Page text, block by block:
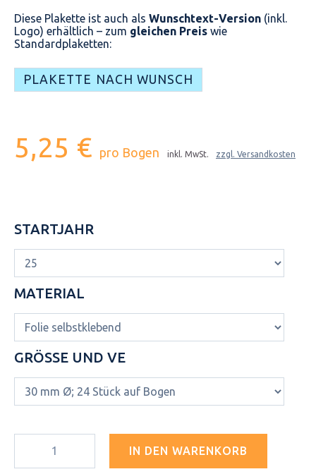
Diese Plakette ist auch als Wunschtext-Version (inkl.
Logo) erhältlich – zum gleichen Preis wie
Standardplaketten:
PLAKETTE NACH WUNSCH
5,25 € pro Bogen inkl. MwSt. zzgl. Versandkosten
STARTJAHR
MATERIAL
GRÖSSE UND VE
IN DEN WARENKORB